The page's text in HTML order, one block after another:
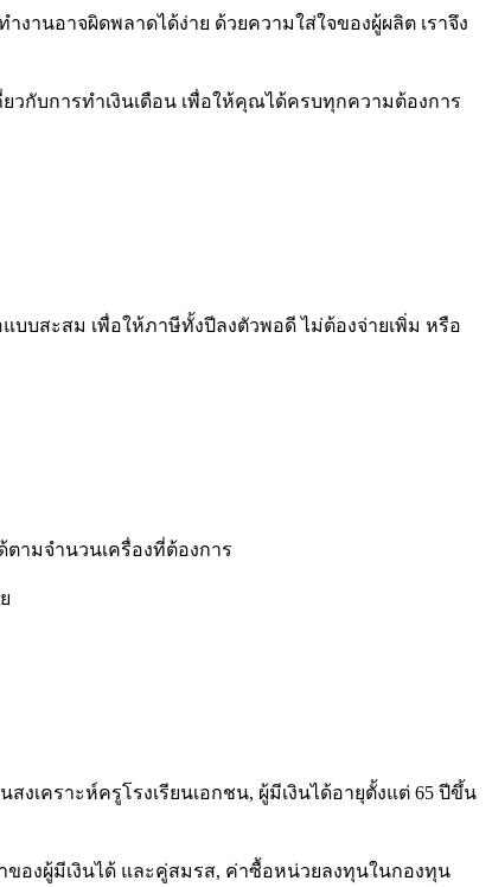
านอาจผิดพลาดได้ง่าย ด้วยความใส่ใจของผู้ผลิต เราจึง
วกับการทำเงินเดือน เพื่อให้คุณได้ครบทุกความต้องการ
บบสะสม เพื่อให้ภาษีทั้งปีลงตัวพอดี ไม่ต้องจ่ายเพิ่ม หรือ
ตามจำนวนเครื่องที่ต้องการ
งเคราะห์ครูโรงเรียนเอกชน, ผู้มีเงินได้อายุตั้งแต่ 65 ปีขึ้น
ของผู้มีเงินได้ และคู่สมรส, ค่าซื้อหน่วยลงทุนในกองทุน